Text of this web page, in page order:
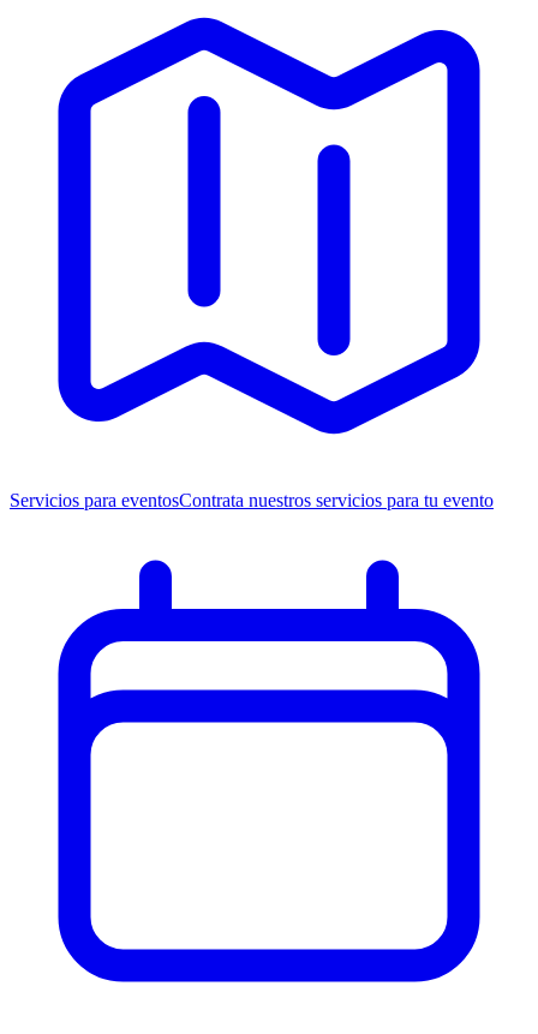
Servicios para eventosContrata nuestros servicios para tu evento